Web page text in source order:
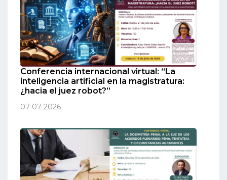
Conferencia internacional virtual: “La
inteligencia artificial en la magistratura:
¿hacia el juez robot?”
07-07-2026